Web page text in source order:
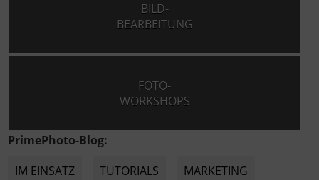
BILD-
BEARBEITUNG
FOTO-
WORKSHOPS
PrimePhoto-Blog:
IM EINSATZ
TUTORIALS MARKETING